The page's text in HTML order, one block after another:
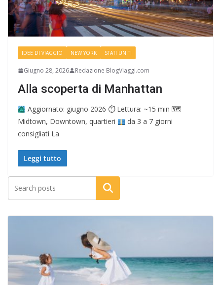
IDEE DI VIAGGIO NEW YORK STATI UNITI
Giugno 28, 2026 Redazione BlogViaggi.com
Alla scoperta di Manhattan
Aggiornato: giugno 2026 ⏱ Lettura: ~15 min 🗺
Midtown, Downtown, quartieri
da 3 a 7 giorni
consigliati La
Leggi tutto
Cerca